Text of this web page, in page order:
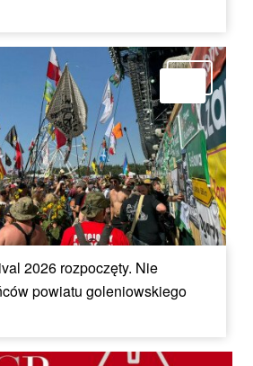
2026 rozpoczęty. Nie
powiatu goleniowskiego